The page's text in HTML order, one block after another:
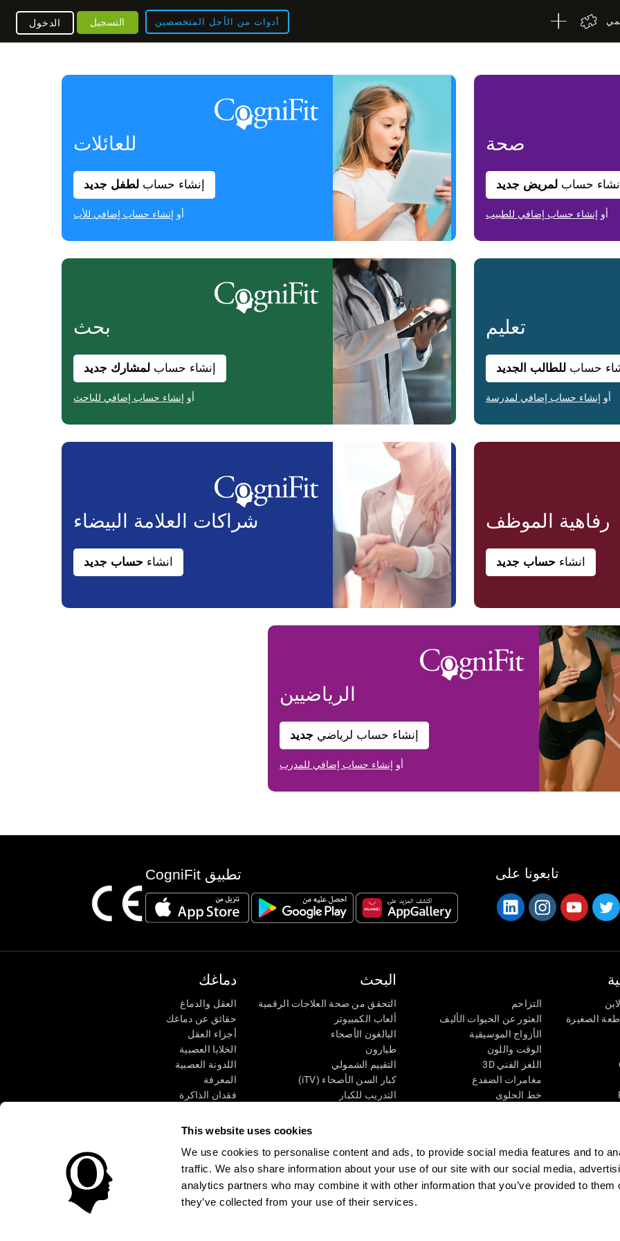
This website uses cookies
We use cookies to personalise content and ads, to provide social media features and to
traffic. We also share information about your use of our site with our social media,
analytics partners who may combine it with other information that you’ve provided to them
they’ve collected from your use of their services.
أدوات من الأجل المتخصصين الدخول التسجيل
صحة
حسابلمريض جديد
أو إنشاء حساب إضافي للطبيب
للعائلات
إنشاء حساب لطفل جديد
أو إنشاء حساب إضافي للأب
تعليم
حسابللطالب الجديد
أو إنشاء حساب إضافي لمدرسة
بحث
إنشاء حساب لمشارك جديد
أو إنشاء حساب إضافي للباحث
رفاهية الموظف
انشاء حساب جديد
شراكات العلامة البيضاء
انشاء حساب جديد
الرياضيين
إنشاء حساب لرياضي جديد
أو إنشاء حساب إضافي للمدرب
تطبيق CogniFit تابعونا على
دماغك
العقل والدماغ
حقائق عن دماغك
أجزاء العقل
الخلايا العصبية
اللدونة العصبية
المعرفة
فقدان الذاكرة
وظائف ذهنية
الإدراك الحسى
الانتباه
البحث
التحقق من صحة العلاجات الرقمية
ألعاب الكمبيوتر
البالغون الأصحاء
طيارون
التقييم الشمولي
كبار السن الأصحاء (iTV)
التدريب للكبار
الصغيرة
التزاحم
العثور عن الحيوات الأليف
الأزواج الموسيقية
الوقت واللون
اللغز الفني 3D
مغامرات الضفدع
خط الحلوى
اللعبة العقلية: تفجير البالونات
ألعاب الذكاء
ألعاب اون لاين من آجل الذاكرة